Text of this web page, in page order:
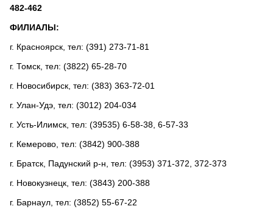
482-462
ФИЛИАЛЫ:
г. Красноярск, тел: (391) 273-71-81
г. Томск, тел: (3822) 65-28-70
г. Новосибирск, тел: (383) 363-72-01
г. Улан-Удэ, тел: (3012) 204-034
г. Усть-Илимск, тел: (39535) 6-58-38, 6-57-33
г. Кемерово, тел: (3842) 900-388
г. Братск, Падунский р-н, тел: (3953) 371-372, 372-373
г. Новокузнецк, тел: (3843) 200-388
г. Барнаул, тел: (3852) 55-67-22